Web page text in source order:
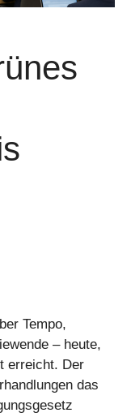
Tempo,
– heute,
erreicht. Der
das